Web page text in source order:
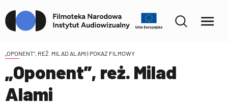
„OPONENT”, REŻ. MILAD ALAMI | POKAZ FILMOWY
„Oponent”, reż. Milad
Alami